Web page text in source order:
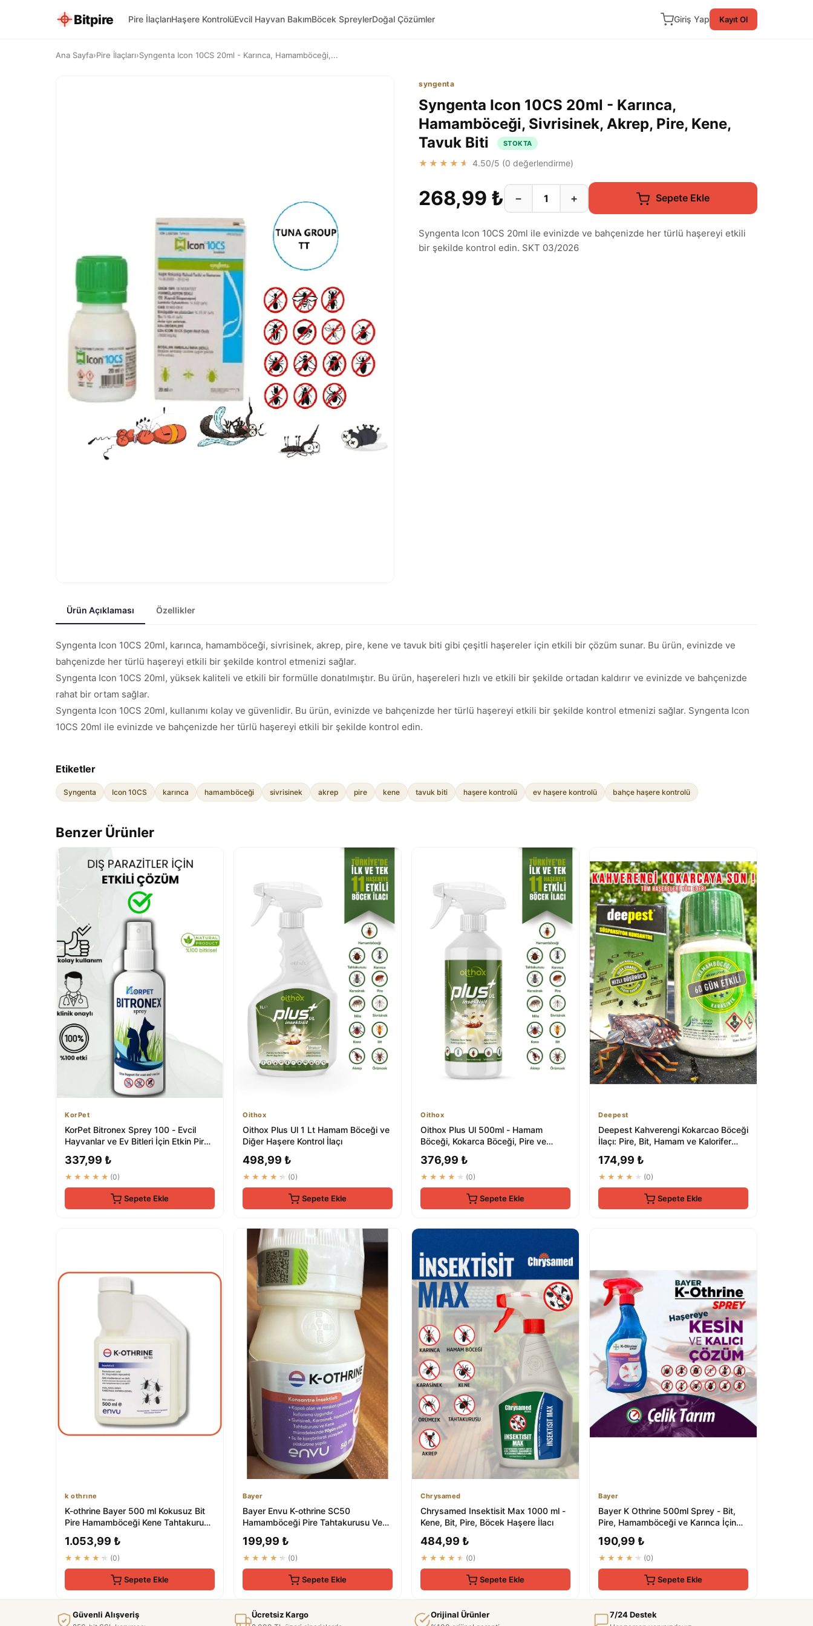
Bitpire Pire İlaçlarıHaşere KontrolüEvcil Hayvan BakımBöcek SpreylerDoğal Çözümler Giriş Yap Kayıt Ol
Ana Sayfa›Pire İlaçları›Syngenta Icon 10CS 20ml - Karınca, Hamamböceği,...
syngenta
Syngenta Icon 10CS 20ml - Karınca,
Hamamböceği, Sivrisinek, Akrep, Pire, Kene,
Tavuk Biti
STOKTA
★★★★★ 4.50/5 (0 değerlendirme)
268,99 ₺ − + Sepete Ekle
Syngenta Icon 10CS 20ml ile evinizde ve bahçenizde her türlü haşereyi etkili
bir şekilde kontrol edin. SKT 03/2026
Ürün Açıklaması Özellikler
Syngenta Icon 10CS 20ml, karınca, hamamböceği, sivrisinek, akrep, pire, kene ve tavuk biti gibi çeşitli haşereler için etkili bir çözüm sunar. Bu ürün, evinizde ve
bahçenizde her türlü haşereyi etkili bir şekilde kontrol etmenizi sağlar.
Syngenta Icon 10CS 20ml, yüksek kaliteli ve etkili bir formülle donatılmıştır. Bu ürün, haşereleri hızlı ve etkili bir şekilde ortadan kaldırır ve evinizde ve bahçenizde
rahat bir ortam sağlar.
Syngenta Icon 10CS 20ml, kullanımı kolay ve güvenlidir. Bu ürün, evinizde ve bahçenizde her türlü haşereyi etkili bir şekilde kontrol etmenizi sağlar. Syngenta Icon
10CS 20ml ile evinizde ve bahçenizde her türlü haşereyi etkili bir şekilde kontrol edin.
Etiketler
Syngenta Icon 10CS karınca hamamböceği sivrisinek akrep pire kene tavuk biti haşere kontrolü ev haşere kontrolü bahçe haşere kontrolü
Benzer Ürünler
KorPet
KorPet Bitronex Sprey 100 - Evcil
Hayvanlar ve Ev Bitleri İçin Etkin Pire
337,99 ₺
★★★★★ (0)
Sepete Ekle
Oithox
Oithox Plus Ul 1 Lt Hamam Böceği ve
Diğer Haşere Kontrol İlaçı
498,99 ₺
★★★★★ (0)
Sepete Ekle
Oithox
Oithox Plus Ul 500ml - Hamam
Böceği, Kokarca Böceği, Pire ve
376,99 ₺
★★★★★ (0)
Sepete Ekle
Deepest
Deepest Kahverengi Kokarcao Böceği
İlaçı: Pire, Bit, Hamam ve Kalorifer
174,99 ₺
★★★★★ (0)
Sepete Ekle
k othrıne
K-othrine Bayer 500 ml Kokusuz Bit
Pire Hamamböceği Kene Tahtakurusu
1.053,99 ₺
★★★★★ (0)
Sepete Ekle
Bayer
Bayer Envu K-othrine SC50
Hamamböceği Pire Tahtakurusu Ve
199,99 ₺
★★★★★ (0)
Sepete Ekle
Chrysamed
Chrysamed Insektisit Max 1000 ml -
Kene, Bit, Pire, Böcek Haşere İlacı
484,99 ₺
★★★★★ (0)
Sepete Ekle
Bayer
Bayer K Othrine 500ml Sprey - Bit,
Pire, Hamamböceği ve Karınca İçin
190,99 ₺
★★★★★ (0)
Sepete Ekle
Güvenli Alışveriş Ücretsiz Kargo Orijinal Ürünler 7/24 Destek